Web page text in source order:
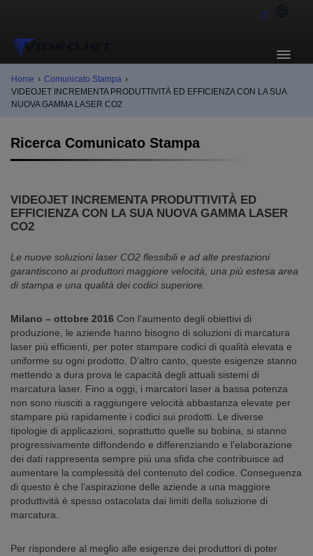
IT
Home › Comunicato Stampa ›
VIDEOJET INCREMENTA PRODUTTIVITÀ ED EFFICIENZA CON LA SUA
NUOVA GAMMA LASER CO2
Ricerca Comunicato Stampa
VIDEOJET INCREMENTA PRODUTTIVITÀ ED
EFFICIENZA CON LA SUA NUOVA GAMMA LASER
CO2
Le nuove soluzioni laser CO2 flessibili e ad alte prestazioni
garantiscono ai produttori maggiore velocità, una più estesa area
di stampa e una qualità dei codici superiore.
Milano – ottobre 2016 Con l’aumento degli obiettivi di
produzione, le aziende hanno bisogno di soluzioni di marcatura
laser più efficienti, per poter stampare codici di qualità elevata e
uniforme su ogni prodotto. D’altro canto, queste esigenze stanno
mettendo a dura prova le capacità degli attuali sistemi di
marcatura laser. Fino a oggi, i marcatori laser a bassa potenza
non sono riusciti a raggiungere velocità abbastanza elevate per
stampare più rapidamente i codici sui prodotti. Le diverse
tipologie di applicazioni, soprattutto quelle su bobina, si stanno
progressivamente diffondendo e differenziando e l’elaborazione
dei dati rappresenta sempre più una sfida che contribuisce ad
aumentare la complessità del contenuto del codice. Conseguenza
di questo è che l’aspirazione delle aziende a una maggiore
produttività è spesso ostacolata dai limiti della soluzione di
marcatura.
Per rispondere al meglio alle esigenze dei produttori di poter